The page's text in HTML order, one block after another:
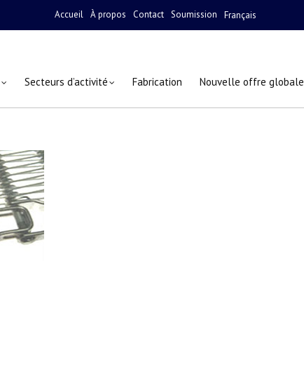
Accueil À propos Contact Soumission Français
Secteurs d’activité Fabrication Nouvelle offre globale